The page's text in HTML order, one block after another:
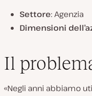
Settore: Agenzia
Dimensioni
Il
«Negli anni abbiamo